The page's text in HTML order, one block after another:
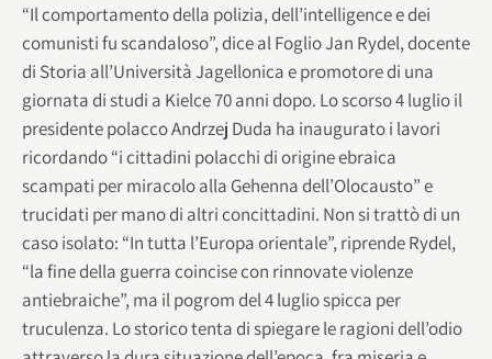
“Il comportamento della polizia, dell’intelligence e dei
comunisti fu scandaloso”, dice al Foglio Jan Rydel, docente
di Storia all’Università Jagellonica e promotore di una
giornata di studi a Kielce 70 anni dopo. Lo scorso 4 luglio il
presidente polacco Andrzej Duda ha inaugurato i lavori
ricordando “i cittadini polacchi di origine ebraica
scampati per miracolo alla Gehenna dell’Olocausto” e
trucidati per mano di altri concittadini. Non si trattò di un
caso isolato: “In tutta l’Europa orientale”, riprende Rydel,
“la fine della guerra coincise con rinnovate violenze
antiebraiche”, ma il pogrom del 4 luglio spicca per
truculenza. Lo storico tenta di spiegare le ragioni dell’odio